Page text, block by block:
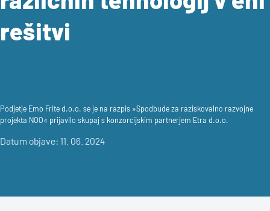
rešitvi
Podjetje Emo Frite d.o.o. se je na razpis »Spodbude za raziskovalno razvojne
projekta NOO« prijavilo skupaj s konzorcijskim partnerjem Etra d.o.o.
Datum objave: 11. 06. 2024